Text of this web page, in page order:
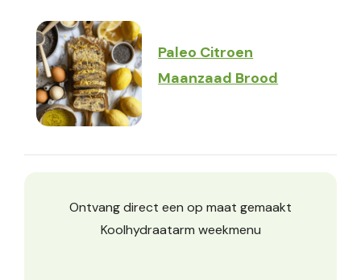
Paleo Citroen
Maanzaad Brood
Ontvang direct een op maat gemaakt
Koolhydraatarm weekmenu